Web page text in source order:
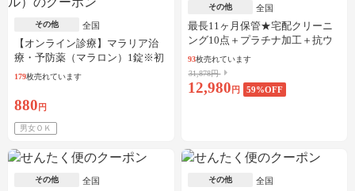
その他 全国
【オンライン診療】マラリア治
療・予防薬（マラロン）1錠※初
診料・送料込／30枚可
179枚売れています
880 円
男女ＯＫ
その他 全国
最長11ヶ月保管★宅配クリーニ
ング10点＋プラチナ加工＋抗ウ
イルス加工
93枚売れています
31,878円
12,980 円 59%OFF
その他 全国 その他 全国